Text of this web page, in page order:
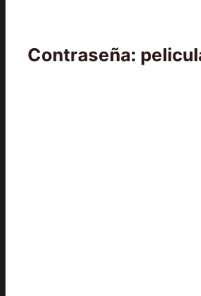
Contraseña: